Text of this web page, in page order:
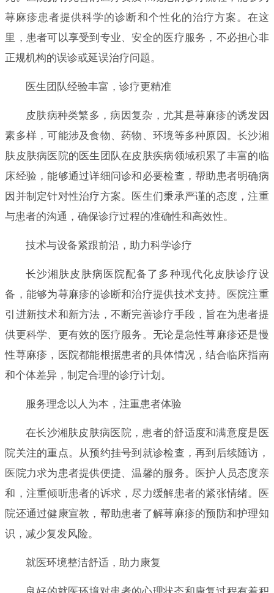
荨麻疹患者提供科学的诊断和个性化的治疗方案。在这
里，患者可以享受到专业、安全的医疗服务，不必担心非
正规机构的误诊或延误治疗问题。
医生团队经验丰富，诊疗更精准
皮肤病种类繁多，病因复杂，尤其是荨麻疹的诱发因
素多样，可能涉及食物、药物、环境等多种原因。长沙湘
肤皮肤病医院的医生团队在皮肤疾病领域积累了丰富的临
床经验，能够通过详细问诊和必要检查，帮助患者明确病
因并制定针对性治疗方案。医生们秉承严谨的态度，注重
与患者的沟通，确保诊疗过程的准确性和高效性。
技术与设备紧跟前沿，助力科学诊疗
长沙湘肤皮肤病医院配备了多种现代化皮肤诊疗设
备，能够为荨麻疹的诊断和治疗提供技术支持。医院注重
引进新技术和新方法，不断完善诊疗手段，旨在为患者提
供更科学、更有效的医疗服务。无论是急性荨麻疹还是慢
性荨麻疹，医院都能根据患者的具体情况，结合临床指南
和个体差异，制定合理的诊疗计划。
服务理念以人为本，注重患者体验
在长沙湘肤皮肤病医院，患者的舒适度和满意度是医
院关注的重点。从预约挂号到就诊检查，再到后续随访，
医院力求为患者提供便捷、温馨的服务。医护人员态度亲
和，注重倾听患者的诉求，尽力缓解患者的紧张情绪。医
院还通过健康宣教，帮助患者了解荨麻疹的预防和护理知
识，减少复发风险。
就医环境整洁舒适，助力康复